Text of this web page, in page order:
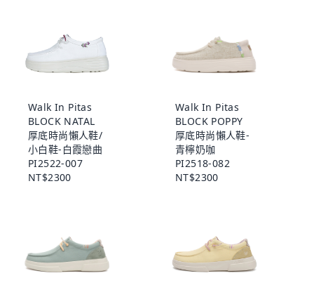
Walk In Pitas
BLOCK NATAL
厚底時尚懶人鞋/
小白鞋-白霞戀曲
PI2522-007
NT$2300
Walk In Pitas
BLOCK POPPY
厚底時尚懶人鞋-
青檸奶咖
PI2518-082
NT$2300